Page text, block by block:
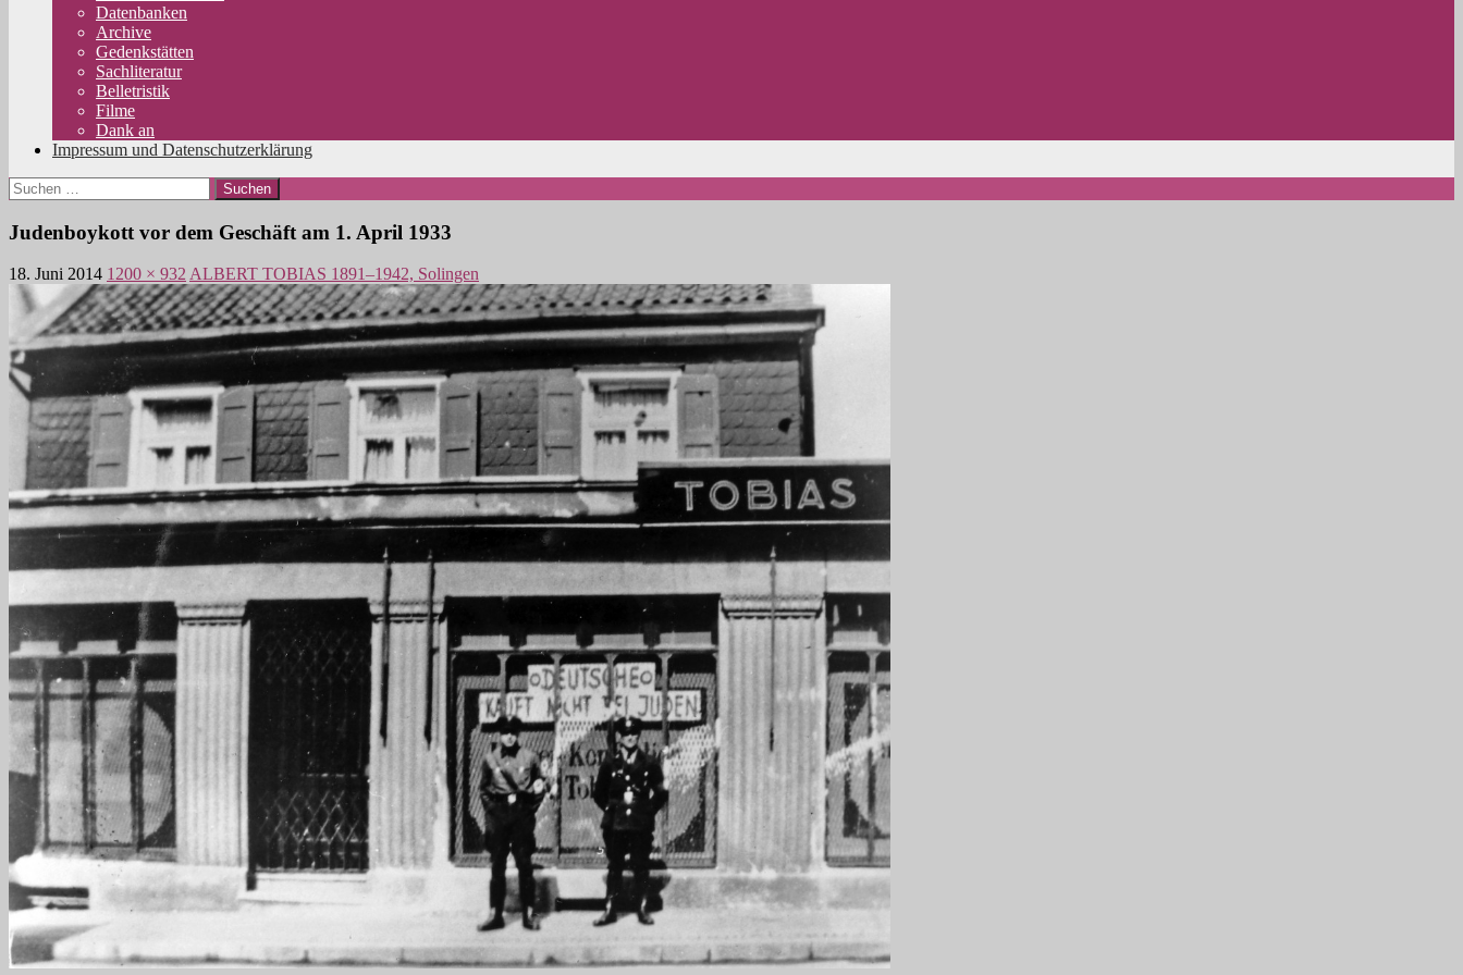
Datenbanken
Archive
Gedenkstätten
Sachliteratur
Belletristik
Filme
Dank an
Impressum und Datenschutzerklärung
Suchen
nach:
Judenboykott vor dem Geschäft am 1. April 1933
18. Juni 2014 1200 × 932 ALBERT TOBIAS 1891–1942, Solingen